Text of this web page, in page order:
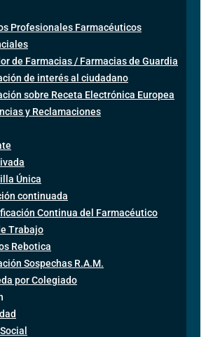
Profesionales Farmacéuticos
de Farmacias / Farmacias de Guardia
de interés al ciudadano
sobre Receta Electrónica Europea
y Reclamaciones
Única
continuada
Continua del Farmacéutico
Trabajo
Rebotica
Sospechas R.A.M.
por Colegiado